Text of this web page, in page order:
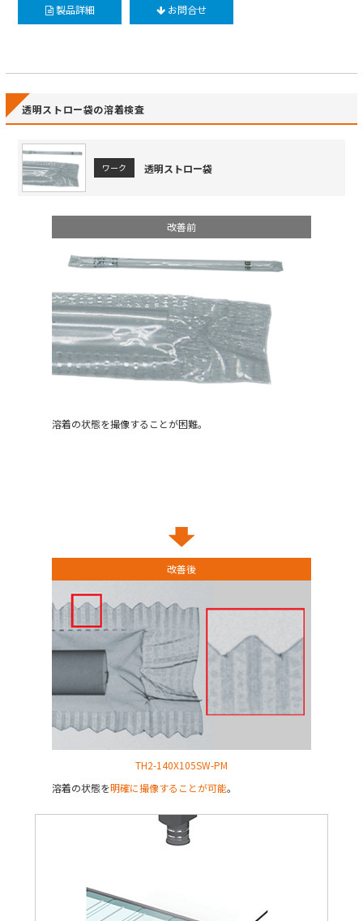
製品詳細 お問合せ
透明ストロー袋の溶着検査
ワーク 透明ストロー袋
改善前
溶着の状態を撮像することが困難。
改善後
TH2-140X105SW-PM
溶着の状態を明確に撮像することが可能。